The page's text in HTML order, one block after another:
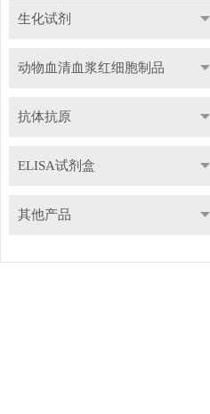
生化试剂
动物血清血浆红细胞制品
抗体抗原
ELISA试剂盒
其他产品